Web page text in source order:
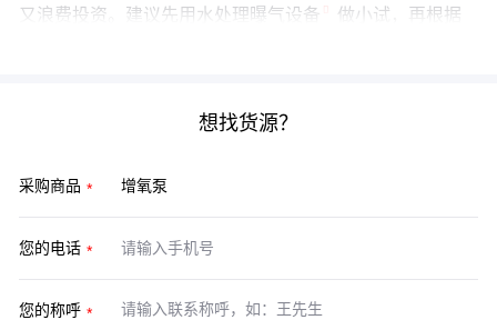
又浪费投资。建议先用水处理曝气设备
做小试，再根据
想找货源？
采购商品
您的电话
您的称呼